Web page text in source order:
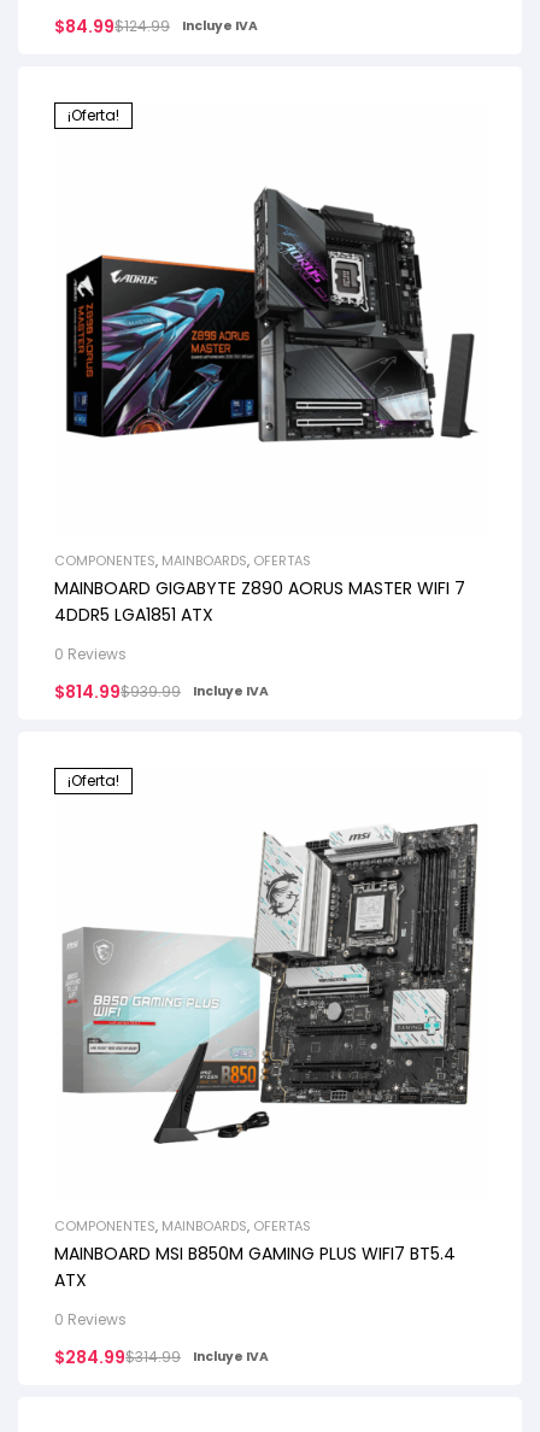
$124.99
$84.99 Incluye IVA
¡Oferta!
COMPONENTES, MAINBOARDS, OFERTAS
MAINBOARD GIGABYTE Z890 AORUS MASTER WIFI 7
4DDR5 LGA1851 ATX
0 Reviews
$939.99
$814.99 Incluye IVA
¡Oferta!
COMPONENTES, MAINBOARDS, OFERTAS
MAINBOARD MSI B850M GAMING PLUS WIFI7 BT5.4
ATX
0 Reviews
$314.99
$284.99 Incluye IVA